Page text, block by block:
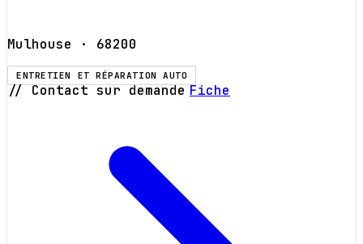
Mulhouse · 68200
ENTRETIEN ET RÉPARATION AUTO
// Contact sur demande Fiche